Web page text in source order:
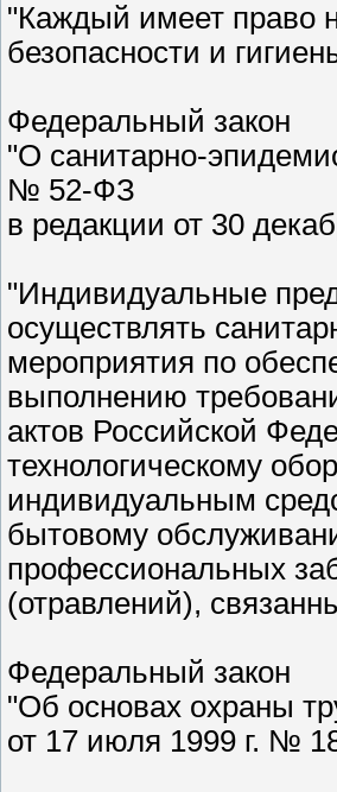
"Каждый имеет право
безопасности и
Федеральный закон
"О санитарно-
№ 52-ФЗ
в редакции от 30
"Индивидуальные
осуществлять
мероприятия по
выполнению
актов Российской
технологическому
индивидуальным
бытовому
профессиональных
(отравлений),
Федеральный закон
"Об основах охраны
от 17 июля 1999 г. №